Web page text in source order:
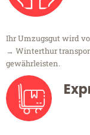
Ihr Umzugsgut wird
→ Winterthur
gewährleisten.